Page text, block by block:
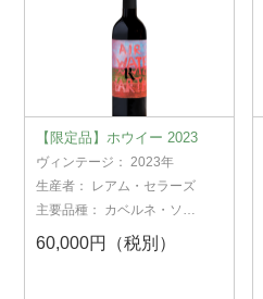
【限定品】ホウイー 2023
ヴィンテージ：2023年
生産者：
レアム・セラーズ
主要品種： カベルネ・ソー
60,000円（税別）